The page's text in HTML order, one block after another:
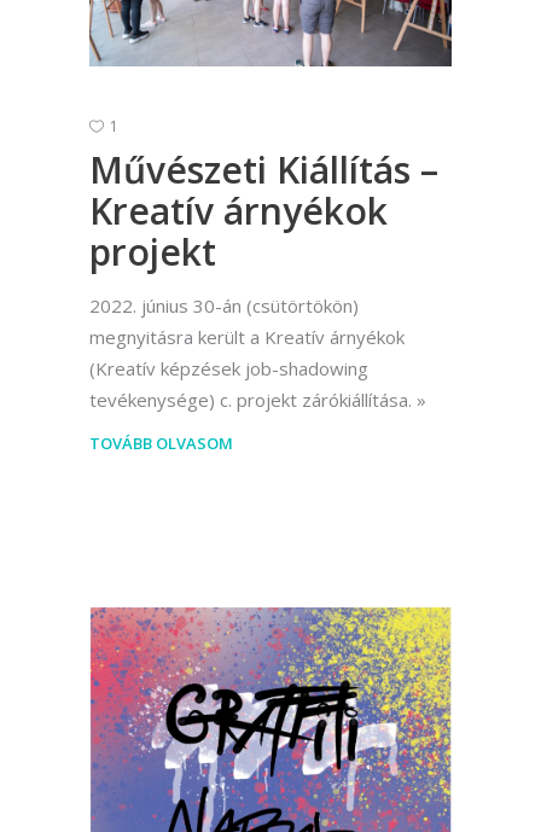
1
Művészeti Kiállítás –
Kreatív árnyékok
projekt
2022. június 30-án (csütörtökön)
megnyitásra került a Kreatív árnyékok
(Kreatív képzések job-shadowing
tevékenysége) c. projekt zárókiállítása.
TOVÁBB OLVASOM